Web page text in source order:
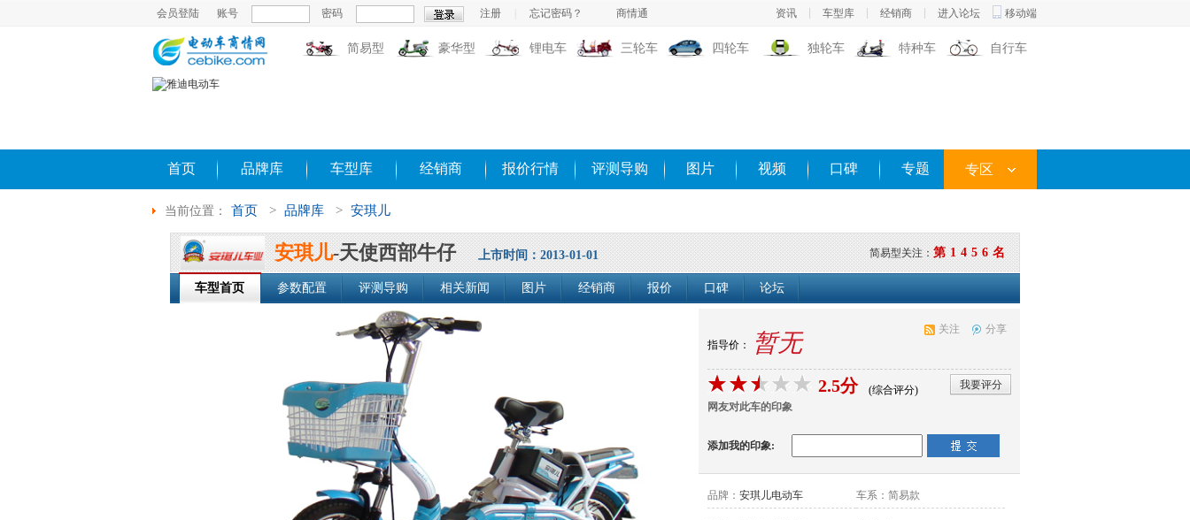
资讯 车型库 经销商 进入论坛 移动端
会员登陆 账号 密码 注册 忘记密码？ 商情通
简易型 豪华型 锂电车 三轮车 四轮车 独轮车 特种车 自行车
首页 品牌库 车型库 经销商 报价行情 评测导购 图片 视频 口碑 专题 专区
当前位置： 首页 > 品牌库 > 安琪儿
简易型关注：第1456名
安琪儿-天使西部牛仔 上市时间：2013-01-01
车型首页 参数配置 评测导购 相关新闻 图片 经销商 报价 口碑 论坛
指导价： 暂无 关注 分享
2.5分 (综合评分)
我要评分
网友对此车的印象
添加我的印象:
品牌： 安琪儿电动车 车系： 简易款